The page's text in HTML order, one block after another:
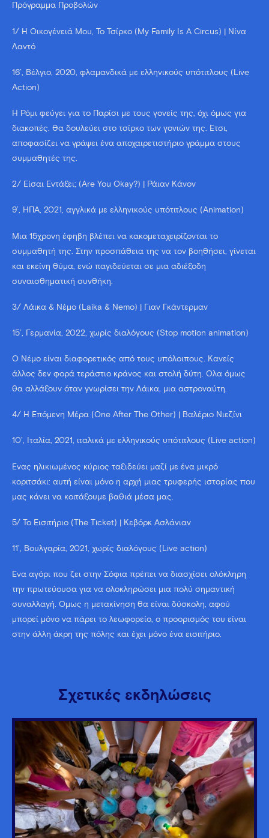
Πρόγραμμα Προβολών
1/ Η Οικογένειά Μου, To Τσίρκο (My Family Is A Circus) | Νίνα
Λαντό
16’, Βέλγιο, 2020, φλαμανδικά με ελληνικούς υπότιτλους (Live
Action)
Η Ρόμι φεύγει για το Παρίσι με τους γονείς της, όχι όμως για
διακοπές. Θα δουλεύει στο τσίρκο των γονιών της. Έτσι,
αποφασίζει να γράψει ένα αποχαιρετιστήριο γράμμα στους
συμμαθητές της.
2/ Είσαι Εντάξει; (Are You Okay?) | Ράιαν Κάνον
9’, ΗΠΑ, 2021, αγγλικά με ελληνικούς υπότιτλους (Animation)
Μια 15χρονη έφηβη βλέπει να κακομεταχειρίζονται το
συμμαθητή της. Στην προσπάθεια της να τον βοηθήσει, γίνεται
και εκείνη θύμα, ενώ παγιδεύεται σε μια αδιέξοδη
συναισθηματική συνθήκη.
3/ Λάικα & Νέμο (Laika & Nemo) | Γιαν Γκάντερμαν
15’, Γερμανία, 2022, χωρίς διαλόγους (Stop motion animation)
Ο Νέμο είναι διαφορετικός από τους υπόλοιπους. Κανείς
άλλος δεν φορά τεράστιο κράνος και στολή δύτη. Όλα όμως
θα αλλάξουν όταν γνωρίσει την Λάικα, μια αστροναύτη.
4/ Η Επόμενη Μέρα (One After The Other) | Βαλέριο Νιεζίνι
10’, Ιταλία, 2021, ιταλικά με ελληνικούς υπότιτλους (Live action)
Ένας ηλικιωμένος κύριος ταξιδεύει μαζί με ένα μικρό
κοριτσάκι: αυτή είναι μόνο η αρχή μιας τρυφερής ιστορίας που
μας κάνει να κοιτάξουμε βαθιά μέσα μας.
5/ To Εισιτήριο (The Ticket) | Κεβόρκ Ασλάνιαν
11’, Βουλγαρία, 2021, χωρίς διαλόγους (Live action)
Ένα αγόρι που ζει στην Σόφια πρέπει να διασχίσει ολόκληρη
την πρωτεύουσα για να ολοκληρώσει μια πολύ σημαντική
συναλλαγή. Όμως η μετακίνηση θα είναι δύσκολη, αφού
μπορεί μόνο να πάρει το λεωφορείο, ο προορισμός του είναι
στην άλλη άκρη της πόλης και έχει μόνο ένα εισιτήριο.
Σχετικές εκδηλώσεις